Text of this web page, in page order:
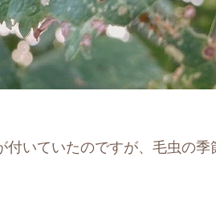
いていたのですが、毛虫の季